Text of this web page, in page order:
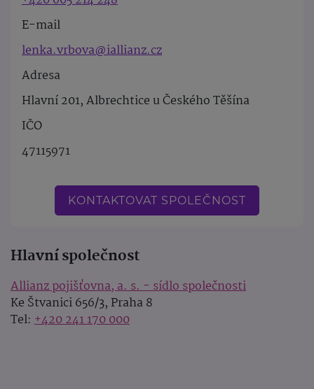
E-mail
lenka.vrbova@iallianz.cz
Adresa
Hlavní 201, Albrechtice u Českého Těšína
IČO
47115971
KONTAKTOVAT SPOLEČNOST
Hlavní společnost
Allianz pojišťovna, a. s. - sídlo společnosti
Ke Štvanici 656/3, Praha 8
Tel: +420 241 170 000